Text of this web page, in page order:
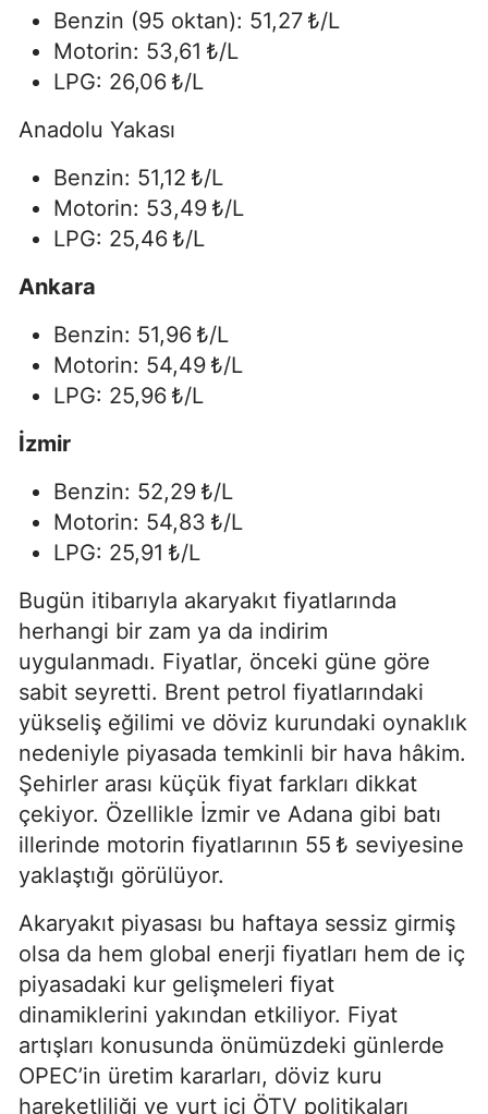
Benzin (95 oktan): 51,27 ₺/L
Motorin: 53,61 ₺/L
LPG: 26,06 ₺/L
Anadolu Yakası
Benzin: 51,12 ₺/L
Motorin: 53,49 ₺/L
LPG: 25,46 ₺/L
Ankara
Benzin: 51,96 ₺/L
Motorin: 54,49 ₺/L
LPG: 25,96 ₺/L
İzmir
Benzin: 52,29 ₺/L
Motorin: 54,83 ₺/L
LPG: 25,91 ₺/L
Bugün itibarıyla akaryakıt fiyatlarında
herhangi bir zam ya da indirim
uygulanmadı. Fiyatlar, önceki güne göre
sabit seyretti. Brent petrol fiyatlarındaki
yükseliş eğilimi ve döviz kurundaki oynaklık
nedeniyle piyasada temkinli bir hava hâkim.
Şehirler arası küçük fiyat farkları dikkat
çekiyor. Özellikle İzmir ve Adana gibi batı
illerinde motorin fiyatlarının 55 ₺ seviyesine
yaklaştığı görülüyor.
Akaryakıt piyasası bu haftaya sessiz girmiş
olsa da hem global enerji fiyatları hem de iç
piyasadaki kur gelişmeleri fiyat
dinamiklerini yakından etkiliyor. Fiyat
artışları konusunda önümüzdeki günlerde
OPEC’in üretim kararları, döviz kuru
hareketliliği ve yurt içi ÖTV politikaları